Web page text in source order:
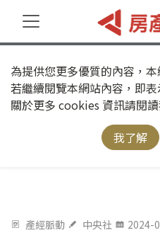
為提供您更多優質的內容，
若繼續閱覽本網站內容，即
關於更多 cookies 資訊請閱
我了解
產經脈動 中央社 2024-